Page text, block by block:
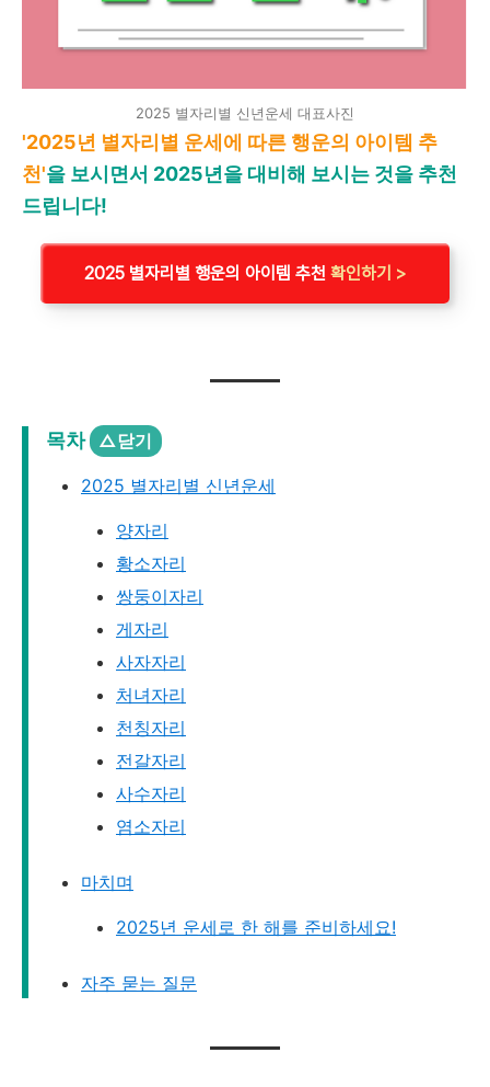
2025 별자리별 신년운세 대표사진
'2025년 별자리별 운세에 따른 행운의 아이템 추
천'을 보시면서 2025년을 대비해 보시는 것을 추천
드립니다!
2025 별자리별 행운의 아이템 추천 확인하기 >
목차 △닫기
2025 별자리별 신년운세
양자리
황소자리
쌍둥이자리
게자리
사자자리
처녀자리
천칭자리
전갈자리
사수자리
염소자리
마치며
2025년 운세로 한 해를 준비하세요!
자주 묻는 질문